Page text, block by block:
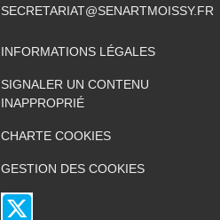
SECRETARIAT@SENARTMOISSY.FR
INFORMATIONS LÉGALES
SIGNALER UN CONTENU
INAPPROPRIÉ
CHARTE COOKIES
GESTION DES COOKIES